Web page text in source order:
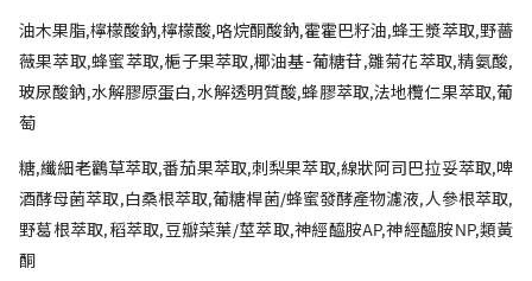
油木果脂,檸檬酸鈉,檸檬酸,咯烷酮酸鈉,霍霍巴籽油,蜂王漿萃取,野薔
薇果萃取,蜂蜜萃取,梔子果萃取,椰油基-葡糖苷,雛菊花萃取,精氨酸,
玻尿酸鈉,水解膠原蛋白,水解透明質酸,蜂膠萃取,法地欖仁果萃取,葡
萄
糖,纖細老鸛草萃取,番茄果萃取,刺梨果萃取,線狀阿司巴拉妥萃取,啤
酒酵母菌萃取,白桑根萃取,葡糖桿菌/蜂蜜發酵產物濾液,人參根萃取,
野葛根萃取,稻萃取,豆瓣菜葉/莖萃取,神經醯胺AP,神經醯胺NP,類黃
酮